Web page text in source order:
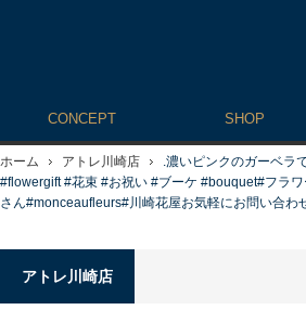
CONCEPT SHOP
ホーム アトレ川崎店
.濃いピンクのガーベラ
#flowergift #花束 #お祝い #ブーケ #bouquet#フラ
さん#monceaufleurs#川崎花屋お気軽にお問い合
アトレ川崎店